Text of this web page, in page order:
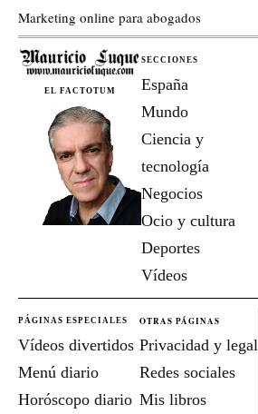
Marketing online para abogados
EL FACTOTUM
SECCIONES
España
Mundo
Ciencia y
tecnología
Negocios
Ocio y cultura
Deportes
Vídeos
PÁGINAS ESPECIALES
Vídeos divertidos
Menú diario
Horóscopo diario
OTRAS PÁGINAS
Privacidad y legal
Redes sociales
Mis libros